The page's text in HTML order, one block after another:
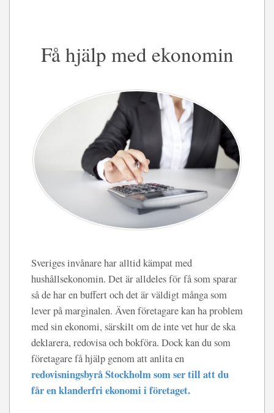
Få hjälp med ekonomin
Sveriges invånare har alltid kämpat med
hushållsekonomin. Det är alldeles för få som sparar
så de har en buffert och det är väldigt många som
lever på marginalen. Även företagare kan ha problem
med sin ekonomi, särskilt om de inte vet hur de ska
deklarera, redovisa och bokföra. Dock kan du som
företagare få hjälp genom att anlita en
redovisningsbyrå Stockholmsom ser till att du
får en klanderfri ekonomi i företaget.